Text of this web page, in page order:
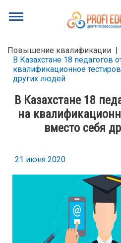
Повышение квалификации
В Казахстане 18 педагогов
квалификационное
других людей
В Казахстане 18
на
вместо себя
21 июня 2020